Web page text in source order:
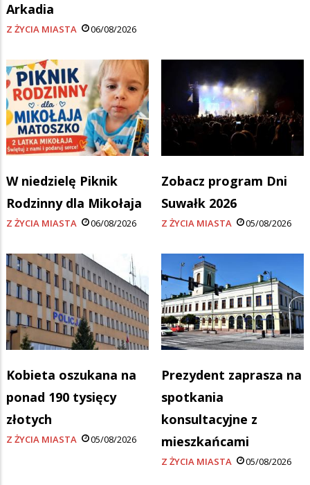
Arkadia
Z ŻYCIA MIASTA 06/08/2026
W niedzielę Piknik
Rodzinny dla Mikołaja
Z ŻYCIA MIASTA 06/08/2026
Zobacz program Dni
Suwałk 2026
Z ŻYCIA MIASTA 05/08/2026
Kobieta oszukana na
ponad 190 tysięcy
złotych
Z ŻYCIA MIASTA 05/08/2026
Prezydent zaprasza na
spotkania
konsultacyjne z
mieszkańcami
Z ŻYCIA MIASTA 05/08/2026